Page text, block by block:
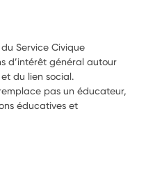
Service Civique
d’intérêt général autour
du lien social.
pas un éducateur,
éducatives et